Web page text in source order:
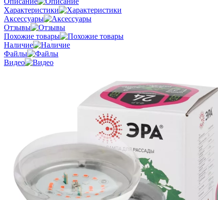
Характеристики
Аксессуары
Отзывы
Похожие товары
Наличие
Файлы
Видео